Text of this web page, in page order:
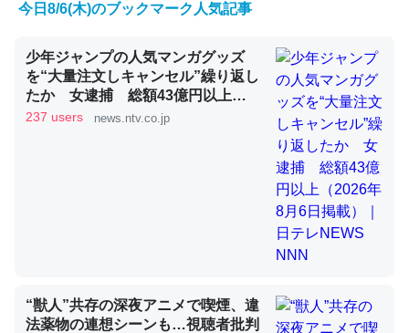
くらい。小説でいう「ずっと前の伏線」は回収されないけ
ど、短期記憶というには多い分量。進化すればするほど分
かりやすく強くなりそう
─GPTの仕組みと限界についての考察（１） - conceptualization
昆虫ってカルシウム少ないのか。知らんかった。調べたら
─ニュース :: 【研究発表】昆虫学の大問題＝「昆虫はなぜ海にいな
いのか」に関する新仮説
今日8/6(木)のブックマーク人気記事
少年ジャンプの人気マンガグッズ
を“大量注文しキャンセル”繰り返し
たか 女逮捕 総額43億円以上
（2026年8月6日掲載）｜日テレ
237 users news.ntv.co.jp
“獣人”共存の深夜アニメで喫煙、違
法薬物の連想シーンも…視聴者批判